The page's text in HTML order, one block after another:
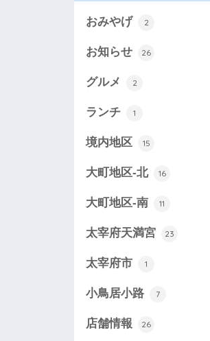
おみやげ 2
お知らせ 26
グルメ 2
ランチ 1
境内地区 15
大町地区-北 16
大町地区-南 11
太宰府天満宮 23
太宰府市 1
小鳥居小路 7
店舗情報 26